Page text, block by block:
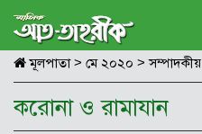
মূলপাতা> মে ২০২০ > সম্পাদকীয়
করোনা ও রামাযান